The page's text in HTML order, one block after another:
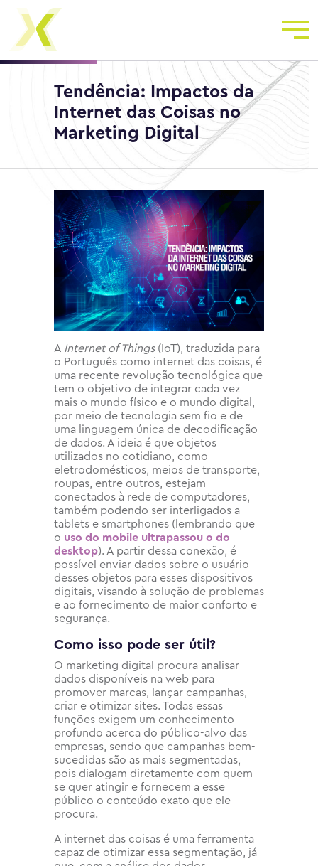
Tendência: Impactos da
Internet das Coisas no
Marketing Digital
A Internet of Things(IoT), traduzida para
o Português como internet das coisas, é
uma recente revolução tecnológica que
tem o objetivo de integrar cada vez
mais o mundo físico e o mundo digital,
por meio de tecnologia sem fio e de
uma linguagem única de decodificação
de dados. A ideia é que objetos
utilizados no cotidiano, como
eletrodomésticos, meios de transporte,
roupas, entre outros, estejam
conectados à rede de computadores,
também podendo ser interligados a
tablets e smartphones (lembrando que
o uso do mobile ultrapassou o do
desktop). A partir dessa conexão, é
possível enviar dados sobre o usuário
desses objetos para esses dispositivos
digitais, visando à solução de problemas
e ao fornecimento de maior conforto e
segurança.
Como isso pode ser útil?
O marketing digital procura analisar
dados disponíveis na web para
promover marcas, lançar campanhas,
criar e otimizar sites. Todas essas
funções exigem um conhecimento
profundo acerca do público-alvo das
empresas, sendo que campanhas bem-
sucedidas são as mais segmentadas,
pois dialogam diretamente com quem
se quer atingir e fornecem a esse
público o conteúdo exato que ele
procura.
A internet das coisas é uma ferramenta
capaz de otimizar essa segmentação, já